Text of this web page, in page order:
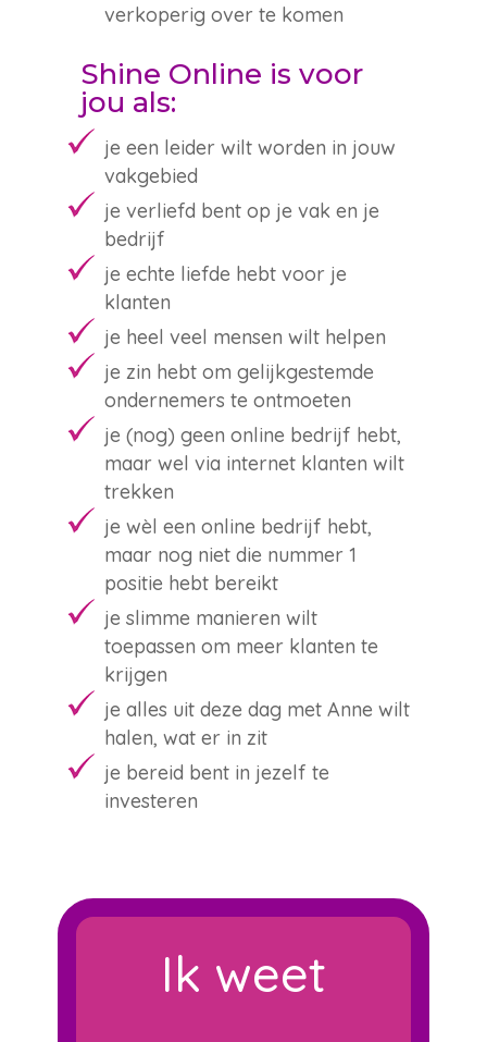
verkoperig over te komen
Shine Online is voor
jou als:
je een leider wilt worden in jouw
vakgebied
je verliefd bent op je vak en je
bedrijf
je echte liefde hebt voor je
klanten
je heel veel mensen wilt helpen
je zin hebt om gelijkgestemde
ondernemers te ontmoeten
je (nog) geen online bedrijf hebt,
maar wel via internet klanten wilt
trekken
je wèl een online bedrijf hebt,
maar nog niet die nummer 1
positie hebt bereikt
je slimme manieren wilt
toepassen om meer klanten te
krijgen
je alles uit deze dag met Anne wilt
halen, wat er in zit
je bereid bent in jezelf te
investeren
Ik weet